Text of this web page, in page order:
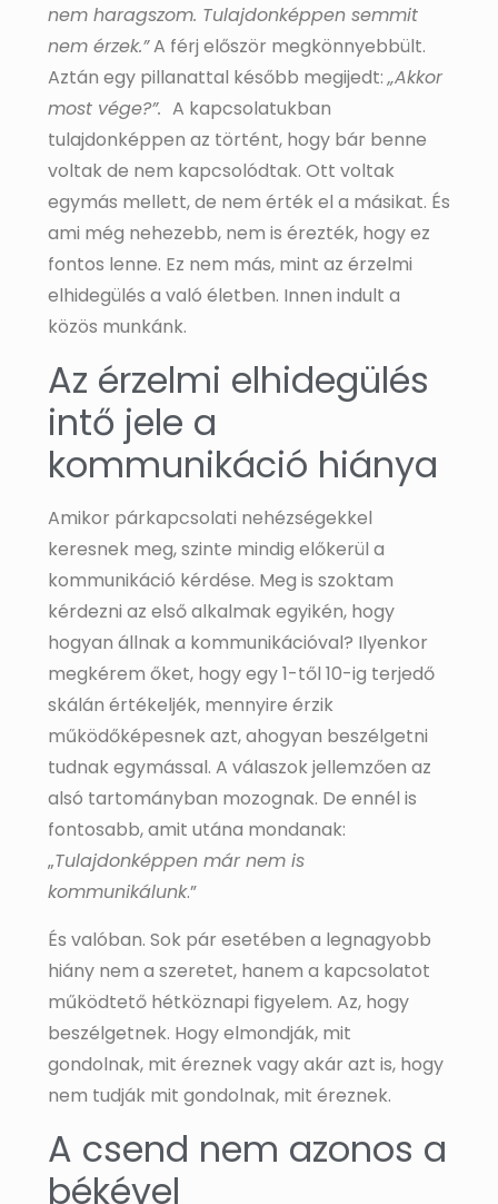
nem haragszom. Tulajdonképpen semmit
nem érzek.”A férj először megkönnyebbült.
Aztán egy pillanattal később megijedt:„Akkor
most vége?”. A kapcsolatukban
tulajdonképpen az történt, hogy bár benne
voltak de nem kapcsolódtak. Ott voltak
egymás mellett, de nem érték el a másikat. És
ami még nehezebb, nem is érezték, hogy ez
fontos lenne. Ez nem más, mint az érzelmi
elhidegülés a való életben. Innen indult a
közös munkánk.
Az érzelmi elhidegülés
intő jele a
kommunikáció hiánya
Amikor párkapcsolati nehézségekkel
keresnek meg, szinte mindig előkerül a
kommunikáció kérdése. Meg is szoktam
kérdezni az első alkalmak egyikén, hogy
hogyan állnak a kommunikációval? Ilyenkor
megkérem őket, hogy egy 1-től 10-ig terjedő
skálán értékeljék, mennyire érzik
működőképesnek azt, ahogyan beszélgetni
tudnak egymással. A válaszok jellemzően az
alsó tartományban mozognak. De ennél is
fontosabb, amit utána mondanak:
„Tulajdonképpen már nem is
kommunikálunk.”
És valóban. Sok pár esetében a legnagyobb
hiány nem a szeretet, hanem a kapcsolatot
működtető hétköznapi figyelem. Az, hogy
beszélgetnek. Hogy elmondják, mit
gondolnak, mit éreznek vagy akár azt is, hogy
nem tudják mit gondolnak, mit éreznek.
A csend nem azonos a
békével